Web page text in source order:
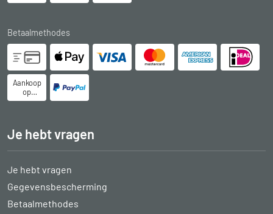
Betaalmethodes
Aankoop
op
rekening
Je hebt vragen
Je hebt vragen
Gegevensbescherming
Betaalmethodes